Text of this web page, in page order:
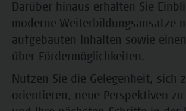
Darüber hinaus erhalten Sie
moderne Weiterbildungsansätze
aufgebauten Inhalten sowie
über Fördermöglichkeiten.
Nutzen Sie die Gelegenheit, sich
orientieren, neue Perspektiven zu